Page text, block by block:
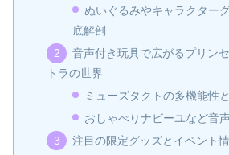
ぬいぐるみやキャラクター
底解剖
音声付き玩具で広がるプリン
トラの世界
ミューズタクトの多機能性
おしゃべりナビーユなど音
注目の限定グッズとイベント